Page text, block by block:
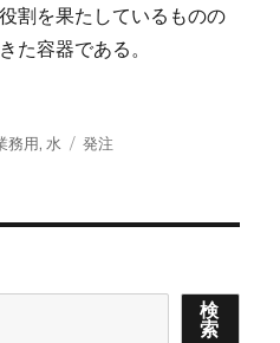
割を果たしているものの
た容器である。
を支えるガラス容器選定と最
務用, 水
タ
発注
検
索